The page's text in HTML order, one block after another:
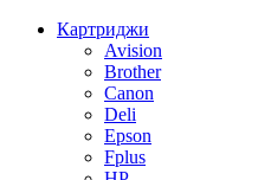
Картриджи
Avision
Brother
Canon
Deli
Epson
Fplus